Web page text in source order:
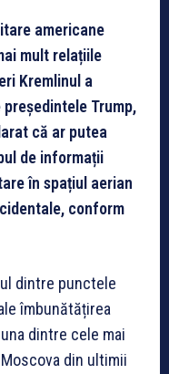
americane
mult relațiile
Kremlinul a
Trump,
că ar putea
de informații
în spațiul aerian
conform
dintre punctele
îmbunătățirea
dintre cele mai
din ultimii